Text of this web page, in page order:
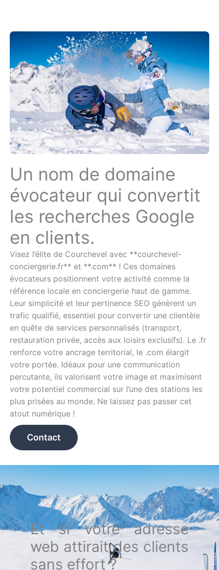
Un nom de domaine
évocateur qui convertit
les recherches Google
en clients.
Visez l’élite de Courchevel avec **courchevel-
conciergerie.fr** et **.com** ! Ces domaines
évocateurs positionnent votre activité comme la
référence locale en conciergerie haut de gamme.
Leur simplicité et leur pertinence SEO génèrent un
trafic qualifié, essentiel pour convertir une clientèle
en quête de services personnalisés (transport,
restauration privée, accès aux loisirs exclusifs). Le .fr
renforce votre ancrage territorial, le .com élargit
votre portée. Idéaux pour une communication
percutante, ils valorisent votre image et maximisent
votre potentiel commercial sur l’une des stations les
plus prisées au monde. Ne laissez pas passer cet
atout numérique !
Contact
Et si votre adresse
web attirait des clients
sans effort ?